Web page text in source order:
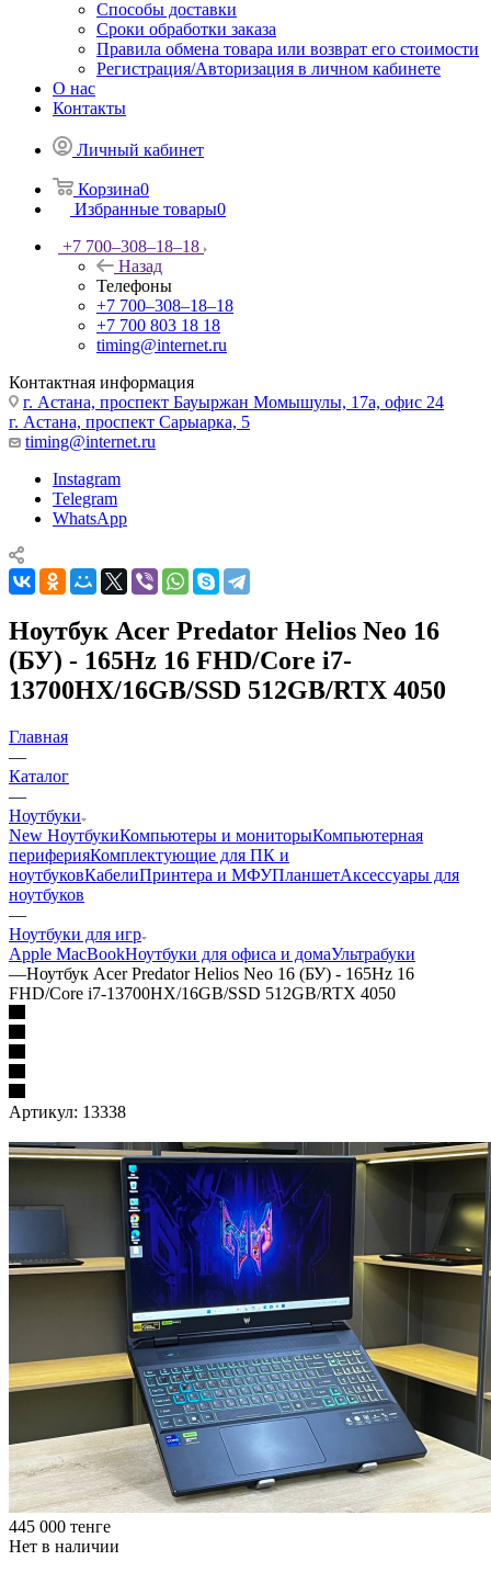
Способы доставки
Сроки обработки заказа
Правила обмена товара или возврат его стоимости
Регистрация/Авторизация в личном кабинете
О нас
Контакты
Личный кабинет
Корзина0
Избранные товары0
+7 700‒308‒18‒18
Назад
Телефоны
+7 700‒308‒18‒18
+7 700 803 18 18
timing@internet.ru
Контактная информация
г. Астана, проспект Бауыржан Момышулы, 17а, офис 24
г. Астана, проспект Сарыарка, 5
timing@internet.ru
Instagram
Telegram
WhatsApp
Ноутбук Acer Predator Helios Neo 16
(БУ) - 165Hz 16 FHD/Core i7-
13700HX/16GB/SSD 512GB/RTX 4050
Главная
—
Каталог
—
Ноутбуки
New НоутбукиКомпьютеры и мониторыКомпьютерная
периферияКомплектующие для ПК и
ноутбуковКабелиПринтера и МФУПланшетАксессуары для
ноутбуков
—
Ноутбуки для игр
Apple MacBookНоутбуки для офиса и домаУльтрабуки
—Ноутбук Acer Predator Helios Neo 16 (БУ) - 165Hz 16
FHD/Core i7-13700HX/16GB/SSD 512GB/RTX 4050
Артикул: 13338
445 000 тенге
Нет в наличии